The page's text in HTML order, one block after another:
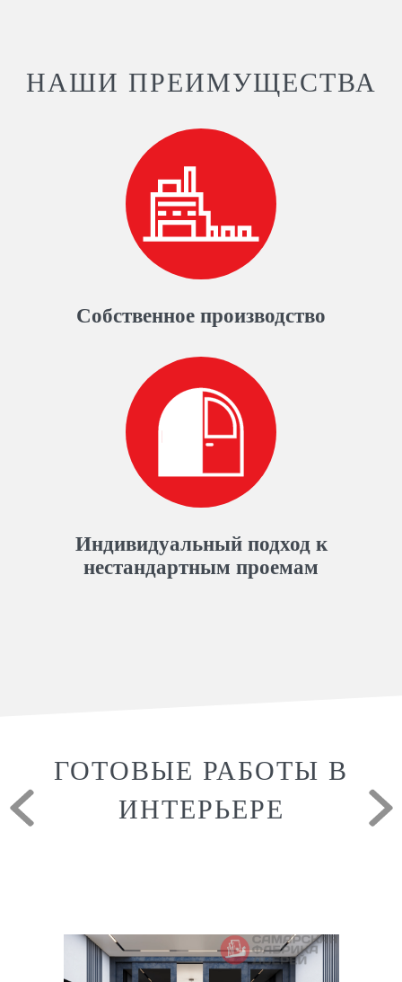
НАШИ ПРЕИМУЩЕСТВА
Собственное производство
Индивидуальный подход к
нестандартным проемам
ГОТОВЫЕ РАБОТЫ В
ИНТЕРЬЕРЕ